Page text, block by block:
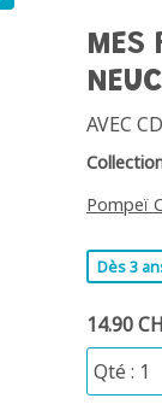
MES
AVEC CD
Pompeï
Dès 3
14.90